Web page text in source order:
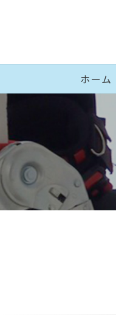
ホーム